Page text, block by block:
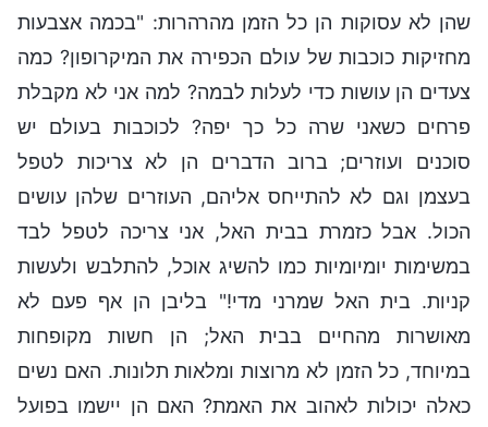
שהן לא עסוקות הן כל הזמן מהרהרות: "בכמה אצבעות
מחזיקות כוכבות של עולם הכפירה את המיקרופון? כמה
צעדים הן עושות כדי לעלות לבמה? למה אני לא מקבלת
פרחים כשאני שרה כל כך יפה? לכוכבות בעולם יש
סוכנים ועוזרים; ברוב הדברים הן לא צריכות לטפל
בעצמן וגם לא להתייחס אליהם, העוזרים שלהן עושים
הכול. אבל כזמרת בבית האל, אני צריכה לטפל לבד
במשימות יומיומיות כמו להשיג אוכל, להתלבש ולעשות
קניות. בית האל שמרני מדי!" בליבן הן אף פעם לא
מאושרות מהחיים בבית האל; הן חשות מקופחות
במיוחד, כל הזמן לא מרוצות ומלאות תלונות. האם נשים
כאלה יכולות לאהוב את האמת? האם הן יישמו בפועל